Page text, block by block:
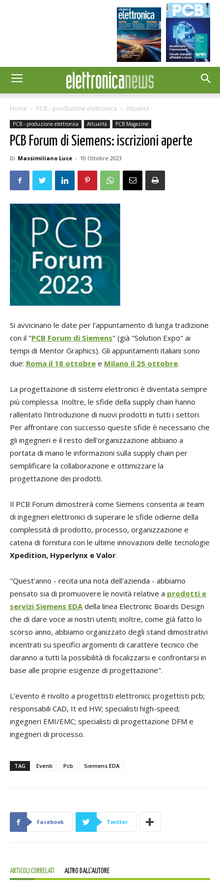
Home PCB - produzione elettronica Attualità
PCB - produzione elettronica Attualità PCB Magazine
PCB Forum di Siemens: iscrizioni aperte
Di Massimiliano Luce - 10 Ottobre 2023
Si avvicinano le date per l'appuntamento di lunga tradizione
con il "PCB Forum di Siemens" (già "Solution Expo" ai
tempi di Mentor Graphics). Gli appuntamenti italiani sono
due: Roma il 18 ottobre e Milano il 25 ottobre.
La progettazione di sistemi elettronici è diventata sempre
più complessa. Inoltre, le sfide della supply chain hanno
rallentato l'introduzione di nuovi prodotti in tutti i settori.
Per affrontare con successo queste sfide è necessario che
gli ingegneri e il resto dell'organizzazione abbiano a
portata di mano le informazioni sulla supply chain per
semplificare la collaborazione e ottimizzare la
progettazione dei prodotti.
Il PCB Forum dimostrerà come Siemens consenta ai team
di ingegneri elettronici di superare le sfide odierne della
complessità di prodotto, processo, organizzazione e
catena di fornitura con le ultime innovazioni delle tecnologie
Xpedition, Hyperlynx e Valor.
"Quest’anno - recita una nota dell'azienda - abbiamo
pensato sia di promuovere le novità relative a prodotti e
servizi Siemens EDAdella linea Electronic Boards Design
che di dare voce ai nostri utenti; inoltre, come già fatto lo
scorso anno, abbiamo organizzato degli stand dimostrativi
incentrati su specifici argomenti di carattere tecnico che
daranno a tutti la possibilità di focalizzarsi e confrontarsi in
base alle proprie esigenze di progettazione".
L’evento è rivolto a progettisti elettronici; progettisti pcb;
responsabili CAD, It ed HW; specialisti high-speed;
ingegneri EMI/EMC; specialisti di progettazione DFM e
ingegneri di processo.
TAG Eventi Pcb Siemens EDA
Facebook Twitter
ARTICOLI CORRELATI ALTRO DALL'AUTORE